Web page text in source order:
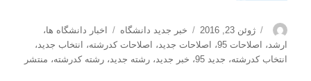
نویسنده
ارسال
شده
در
ژوئن 23, 2016 دسته‌ها
خبر جدید دانشگاه برچسب‌ها
اخبار دانشگاه ها،
ارشد، اصلاحات 95 ، اصلاحات جدید، اصلاحات کدرشته، انتخاب جدید،
انتخاب کدرشته، جدید 95 ، خبر جدید،رشته جدید،رشته کدرشته، منتشر